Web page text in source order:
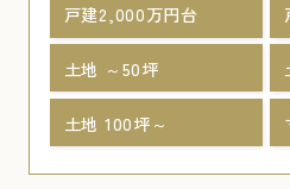
戸建2,000万円台
土地 ～50坪
土地 100坪～